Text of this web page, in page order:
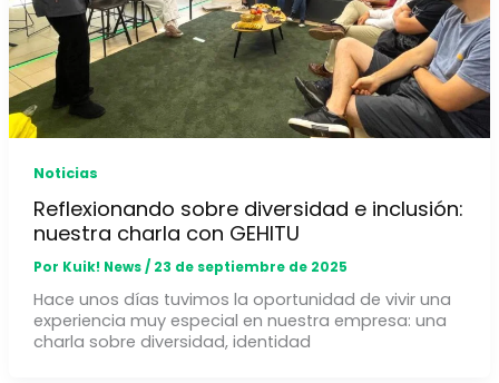
Noticias
Reflexionando sobre diversidad e inclusión:
nuestra charla con GEHITU
Por Kuik! News/ 23 de septiembre de 2025
Hace unos días tuvimos la oportunidad de vivir una
experiencia muy especial en nuestra empresa: una
charla sobre diversidad, identidad